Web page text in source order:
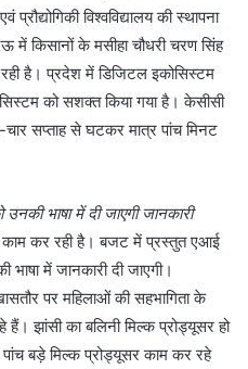
विश्वविद्यालय की स्थापना
में किसानों के मसीहा चौधरी चरण सिंह
रही है। प्रदेश में डिजिटल इकोसिस्टम
को सशक्त किया गया है। केसीसी
सप्ताह से घटकर मात्र पांच मिनट
भाषा में दी जाएगी जानकारी
काम कर रही है। बजट में प्रस्तुत एआई
में जानकारी दी जाएगी।
पर महिलाओं की सहभागिता के
झांसी का बलिनी मिल्क प्रोड्यूसर हो
बड़े मिल्क प्रोड्यूसर काम कर रहे